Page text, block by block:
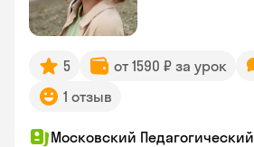
5 от 1590 ₽ за урок
1 отзыв
Московский Педагогический